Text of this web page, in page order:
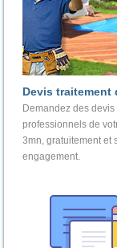
Devis traitement
Demandez des devis
professionnels de
3mn, gratuitement et
engagement.